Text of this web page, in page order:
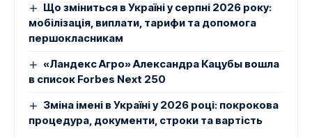
Що зміниться в Україні у серпні 2026 року:
мобілізація, виплати, тарифи та допомога
першокласникам
«Ландекс Агро» Александра Кацубы вошла
в список Forbes Next 250
Зміна імені в Україні у 2026 році: покрокова
процедура, документи, строки та вартість